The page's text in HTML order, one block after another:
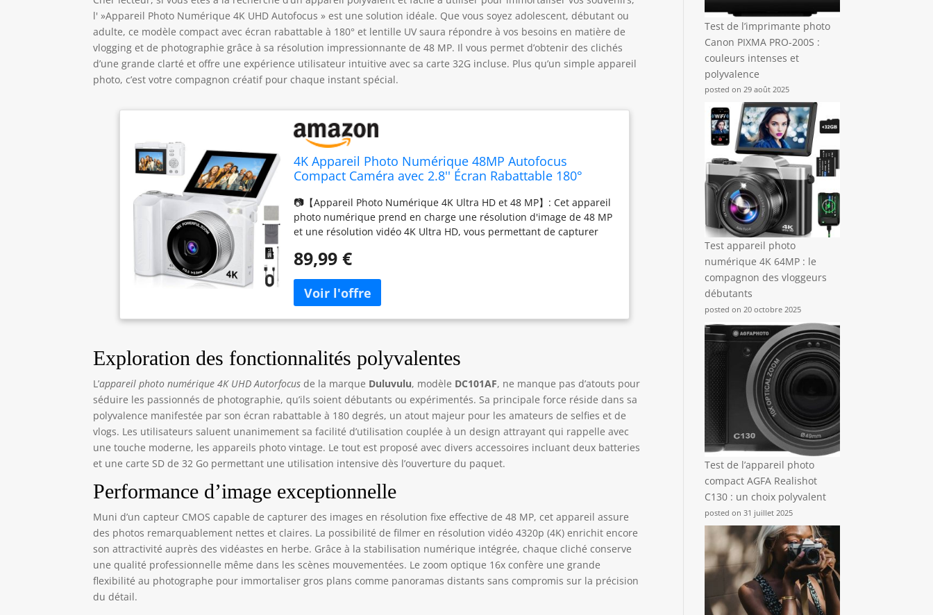
l' »Appareil Photo Numérique 4K UHD Autofocus » est une solution idéale. Que vous soyez adolescent, débutant ou
adulte, ce modèle compact avec écran rabattable à 180° et lentille UV saura répondre à vos besoins en matière de
vlogging et de photographie grâce à sa résolution impressionnante de 48 MP. Il vous permet d’obtenir des clichés
d’une grande clarté et offre une expérience utilisateur intuitive avec sa carte 32G incluse. Plus qu’un simple appareil
photo, c’est votre compagnon créatif pour chaque instant spécial.
4K Appareil Photo Numérique 48MP Autofocus
Compact Caméra avec 2.8'' Écran Rabattable 180°
pour Adolescents Débutants Adulte (Noir) (Blanc)
📷【Appareil Photo Numérique 4K Ultra HD et 48 MP】: Cet appareil
photo numérique prend en charge une résolution d'image de 48 MP
et une résolution vidéo 4K Ultra HD, vous permettant de capturer
un réalisme optimal et de réaliser des photos ou des vidéos de
Automatique】: L'appareil photo est équipé d'un zoom numérique
pouvant atteindre 16x, ce qui permet de photographier avec netteté
des paysages lointains et en macro, et de capturer les moments les
point automatique puissante qui vous permet de capturer
facilement des images nettes ; En mode zoom manuel, il suffit
d'appuyer à mi-course sur le déclencheur, d'attendre que le cadre
devienne vert, puis d'appuyer à fond pour garantir une mise au
point rapide et précise. 📷【Écran Orientable à 180° de 2,8 Pouces】:
L'appareil photo est doté d'un écran de 2,8 pouces orientable à 180°,
ce qui facilite les selfies et l'enregistrement de vidéos. L'utilisateur
peut ajuster l'angle selon ses besoins pour capturer parfaitement
chaque photo et chaque vidéo. 📷【Fonction Webcam】: Cet
connecter via le câble USB et de le mettre en mode « Webcam » pour
quotidien sur les réseaux sociaux. Le câble USB fourni sert non
seulement à recharger l'appareil, mais aussi à transférer vos photos.
📷【Multifonctionnalité】: Compacte et élégante, cette caméra est
équipée d'une lanière pour un transport pratique. Elle intègre des
fonctions telles que la prise de vue en rafale, le mode selfie, le
89,99 €
Exploration des fonctionnalités polyvalentes
L’appareil photo numérique 4K UHD Autorfocus de la marque Duluvulu, modèle DC101AF, ne manque pas d’atouts pour
séduire les passionnés de photographie, qu’ils soient débutants ou expérimentés. Sa principale force réside dans sa
polyvalence manifestée par son écran rabattable à 180 degrés, un atout majeur pour les amateurs de selfies et de
vlogs. Les utilisateurs saluent unanimement sa facilité d’utilisation couplée à un design attrayant qui rappelle avec
une touche moderne, les appareils photo vintage. Le tout est proposé avec divers accessoires incluant deux batteries
et une carte SD de 32 Go permettant une utilisation intensive dès l’ouverture du paquet.
Performance d’image exceptionnelle
Muni d’un capteur CMOS capable de capturer des images en résolution fixe effective de 48 MP, cet appareil assure
des photos remarquablement nettes et claires. La possibilité de filmer en résolution vidéo 4320p (4K) enrichit encore
son attractivité auprès des vidéastes en herbe. Grâce à la stabilisation numérique intégrée, chaque cliché conserve
une qualité professionnelle même dans les scènes mouvementées. Le zoom optique 16x confère une grande
flexibilité au photographe pour immortaliser gros plans comme panoramas distants sans compromis sur la précision
du détail.
Test de l’imprimante photo
Canon PIXMA PRO-200S :
couleurs intenses et
polyvalence
posted on 29 août 2025
Test appareil photo
numérique 4K 64MP : le
compagnon des vloggeurs
débutants
posted on 20 octobre 2025
Test de l’appareil photo
compact AGFA Realishot
C130 : un choix polyvalent
posted on 31 juillet 2025